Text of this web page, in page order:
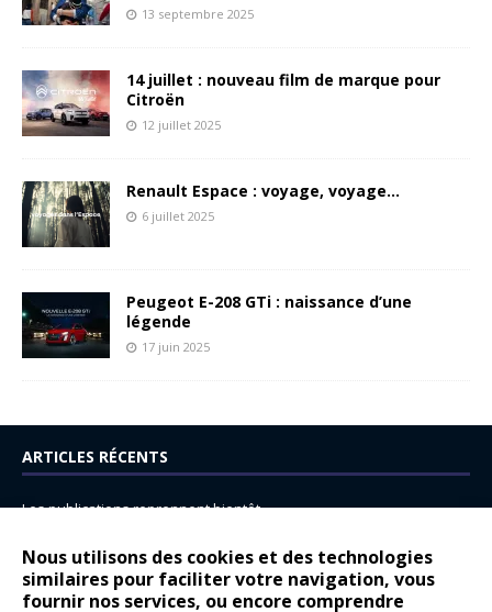
Nous utilisons des cookies et des technologies
similaires pour faciliter votre navigation, vous
fournir nos services, ou encore comprendre
13 septembre 2025
14 juillet : nouveau film de marque pour
Citroën
12 juillet 2025
Renault Espace : voyage, voyage…
6 juillet 2025
Peugeot E-208 GTi : naissance d’une
légende
17 juin 2025
ARTICLES RÉCENTS
Les publications reprennent bientôt…
14 juillet : nouveau film de marque pour Citroën